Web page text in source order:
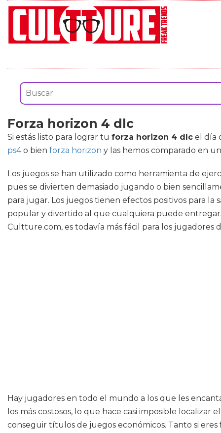
Forza horizon 4 dlc
Si estás listo para lograr tu forza horizon 4 dlc el día
ps4o bien forza horizon y las hemos comparado en
Los juegos se han utilizado como herramienta de
pues se divierten demasiado jugando o bien
para jugar. Los juegos tienen efectos positivos para
popular y divertido al que cualquiera puede
Cultture.com, es todavía más fácil para los jugadores
Hay jugadores en todo el mundo a los que les
los más costosos, lo que hace casi imposible
conseguir títulos de juegos económicos. Tanto si